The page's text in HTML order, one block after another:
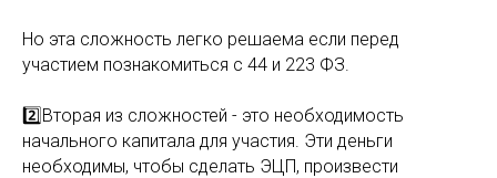
Но эта сложность легко решаема если перед
участием познакомиться с 44 и 223 ФЗ.
2️⃣Вторая из сложностей - это необходимость
начального капитала для участия. Эти деньги
необходимы, чтобы сделать ЭЦП, произвести